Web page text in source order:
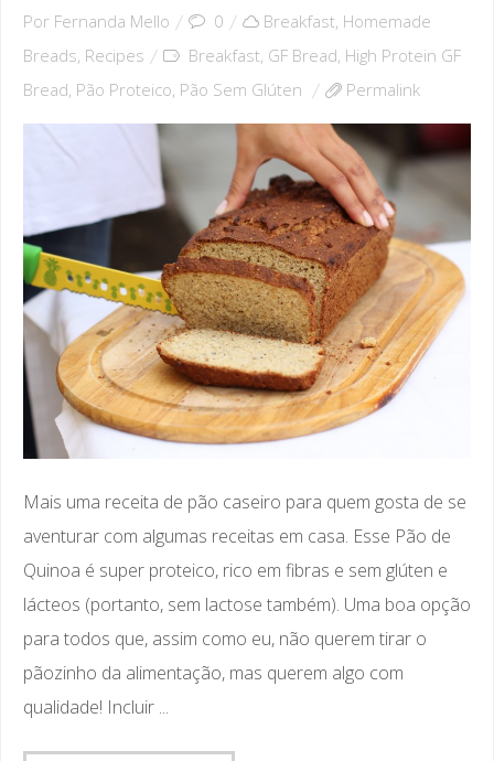
Por Fernanda Mello 0 Breakfast, Homemade
Breads, Recipes Breakfast, GF Bread, High Protein GF
Bread, Pão Proteico, Pão Sem Glúten Permalink
Mais uma receita de pão caseiro para quem gosta de se
aventurar com algumas receitas em casa. Esse Pão de
Quinoa é super proteico, rico em fibras e sem glúten e
lácteos (portanto, sem lactose também). Uma boa opção
para todos que, assim como eu, não querem tirar o
pãozinho da alimentação, mas querem algo com
qualidade! Incluir ...